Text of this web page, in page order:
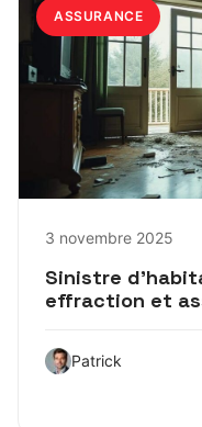
ASSURANCE
3 novembre 2025
Sinistre
effraction et
Patrick